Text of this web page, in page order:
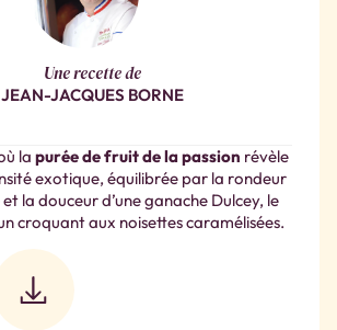
Une recette de
JEAN-JACQUES BORNE
la purée de fruit de la passion révèle
exotique, équilibrée par la rondeur
la douceur d’une ganache Dulcey, le
croquant aux noisettes caramélisées.